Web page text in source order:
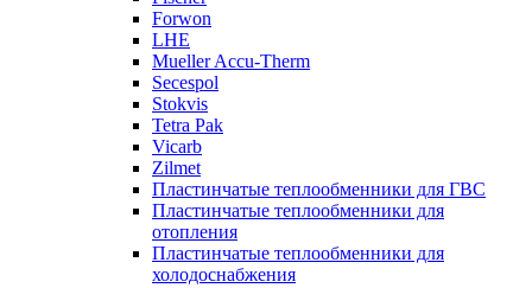
Forwon
LHE
Mueller Accu-Therm
Secespol
Stokvis
Tetra Pak
Vicarb
Zilmet
Пластинчатые теплообменники для ГВС
Пластинчатые теплообменники для
отопления
Пластинчатые теплообменники для
холодоснабжения